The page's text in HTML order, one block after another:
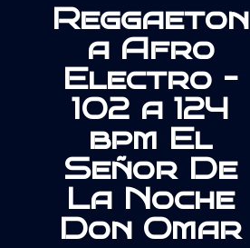
Reggaeton
a Afro
Electro –
102 a 124
bpm El
Señor De
La Noche
Don Omar